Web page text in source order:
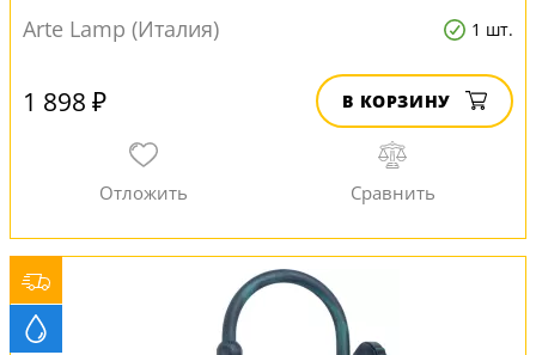
Arte Lamp (Италия)
1 шт.
1 898 ₽ В КОРЗИНУ